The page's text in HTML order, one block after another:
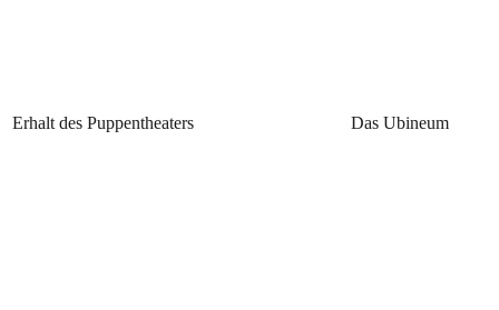
Erhalt des Puppentheaters Das Ubineum